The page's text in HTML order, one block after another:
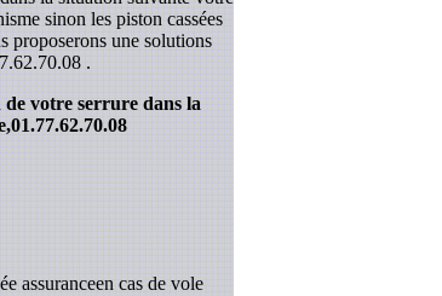
sinon les piston cassées
proposerons une solutions
.
votre serrure dans la
01.77.62.70.08
assuranceen cas de vole